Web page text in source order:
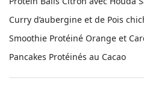
Curry d’aubergine et de Pois
Smoothie Protéiné Orange et
Pancakes Protéinés au Cacao